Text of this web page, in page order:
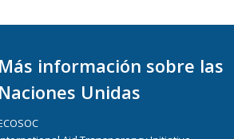
Más información sobre las
Naciones Unidas